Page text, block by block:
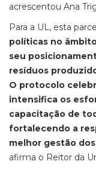
acrescentou Ana
Para a UL, esta
políticas no
seu
resíduos
O protocolo
intensifica os
capacitação de
fortalecendo a
melhor gestão
afirma o Reitor da